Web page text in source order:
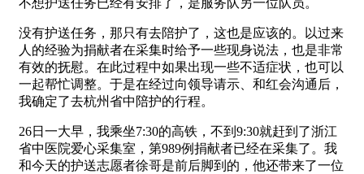
没有护送任务，那只有去陪护了，这也是应该的。以过来
人的经验为捐献者在采集时给予一些现身说法，也是非常
有效的抚慰。在此过程中如果出现一些不适症状，也可以
一起帮忙调整。于是在经过向领导请示、和红会沟通后，
我确定了去杭州省中陪护的行程。
26日一大早，我乘坐7:30的高铁，不到9:30就赶到了浙江
省中医院爱心采集室，第989例捐献者已经在采集了。我
和今天的护送志愿者徐哥是前后脚到的，他还带来了一位